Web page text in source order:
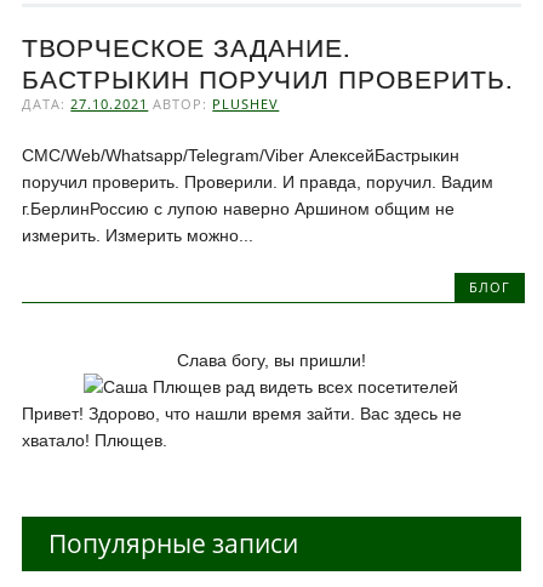
ТВОРЧЕСКОЕ ЗАДАНИЕ.
БАСТРЫКИН ПОРУЧИЛ ПРОВЕРИТЬ.
ДАТА:27.10.2021 АВТОР: PLUSHEV
СМС/Web/Whatsapp/Telegram/Viber АлексейБастрыкин
поручил проверить. Проверили. И правда, поручил. Вадим
г.БерлинРоссию с лупою наверно Аршином общим не
измерить. Измерить можно...
БЛОГ
Слава богу, вы пришли!
Привет! Здорово, что нашли время зайти. Вас здесь не
хватало! Плющев.
Популярные записи